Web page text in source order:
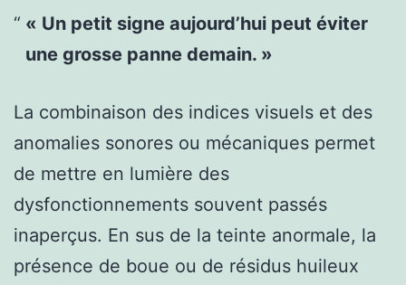
« Un petit signe aujourd’hui peut éviter
une grosse panne demain. »
La combinaison des indices visuels et des
anomalies sonores ou mécaniques permet
de mettre en lumière des
dysfonctionnements souvent passés
inaperçus. En sus de la teinte anormale, la
présence de boue ou de résidus huileux